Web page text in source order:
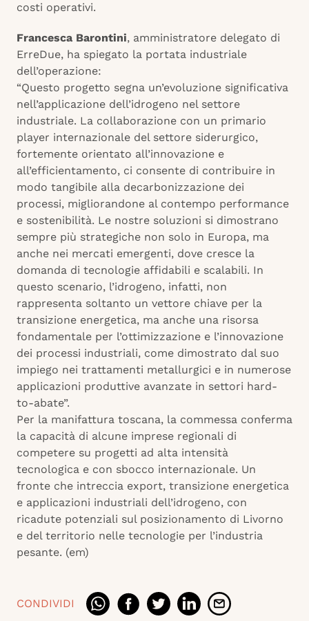
costi operativi.
Francesca Barontini, amministratore delegato di
ErreDue, ha spiegato la portata industriale
dell’operazione:
“Questo progetto segna un’evoluzione significativa
nell’applicazione dell’idrogeno nel settore
industriale. La collaborazione con un primario
player internazionale del settore siderurgico,
fortemente orientato all’innovazione e
all’efficientamento, ci consente di contribuire in
modo tangibile alla decarbonizzazione dei
processi, migliorandone al contempo performance
e sostenibilità. Le nostre soluzioni si dimostrano
sempre più strategiche non solo in Europa, ma
anche nei mercati emergenti, dove cresce la
domanda di tecnologie affidabili e scalabili. In
questo scenario, l’idrogeno, infatti, non
rappresenta soltanto un vettore chiave per la
transizione energetica, ma anche una risorsa
fondamentale per l’ottimizzazione e l’innovazione
dei processi industriali, come dimostrato dal suo
impiego nei trattamenti metallurgici e in numerose
applicazioni produttive avanzate in settori hard-
to-abate”.
Per la manifattura toscana, la commessa conferma
la capacità di alcune imprese regionali di
competere su progetti ad alta intensità
tecnologica e con sbocco internazionale. Un
fronte che intreccia export, transizione energetica
e applicazioni industriali dell’idrogeno, con
ricadute potenziali sul posizionamento di Livorno
e del territorio nelle tecnologie per l’industria
pesante. (em)
CONDIVIDI